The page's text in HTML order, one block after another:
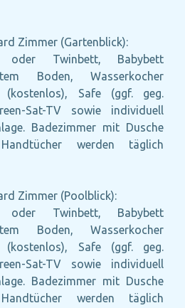
Zimmer (Gartenblick):
oder Twinbett, Babybett
Boden, Wasserkocher
(kostenlos), Safe (ggf. geg.
Sat-TV sowie individuell
Badezimmer mit Dusche
werden täglich
Zimmer (Poolblick):
oder Twinbett, Babybett
Boden, Wasserkocher
(kostenlos), Safe (ggf. geg.
Sat-TV sowie individuell
Badezimmer mit Dusche
werden täglich